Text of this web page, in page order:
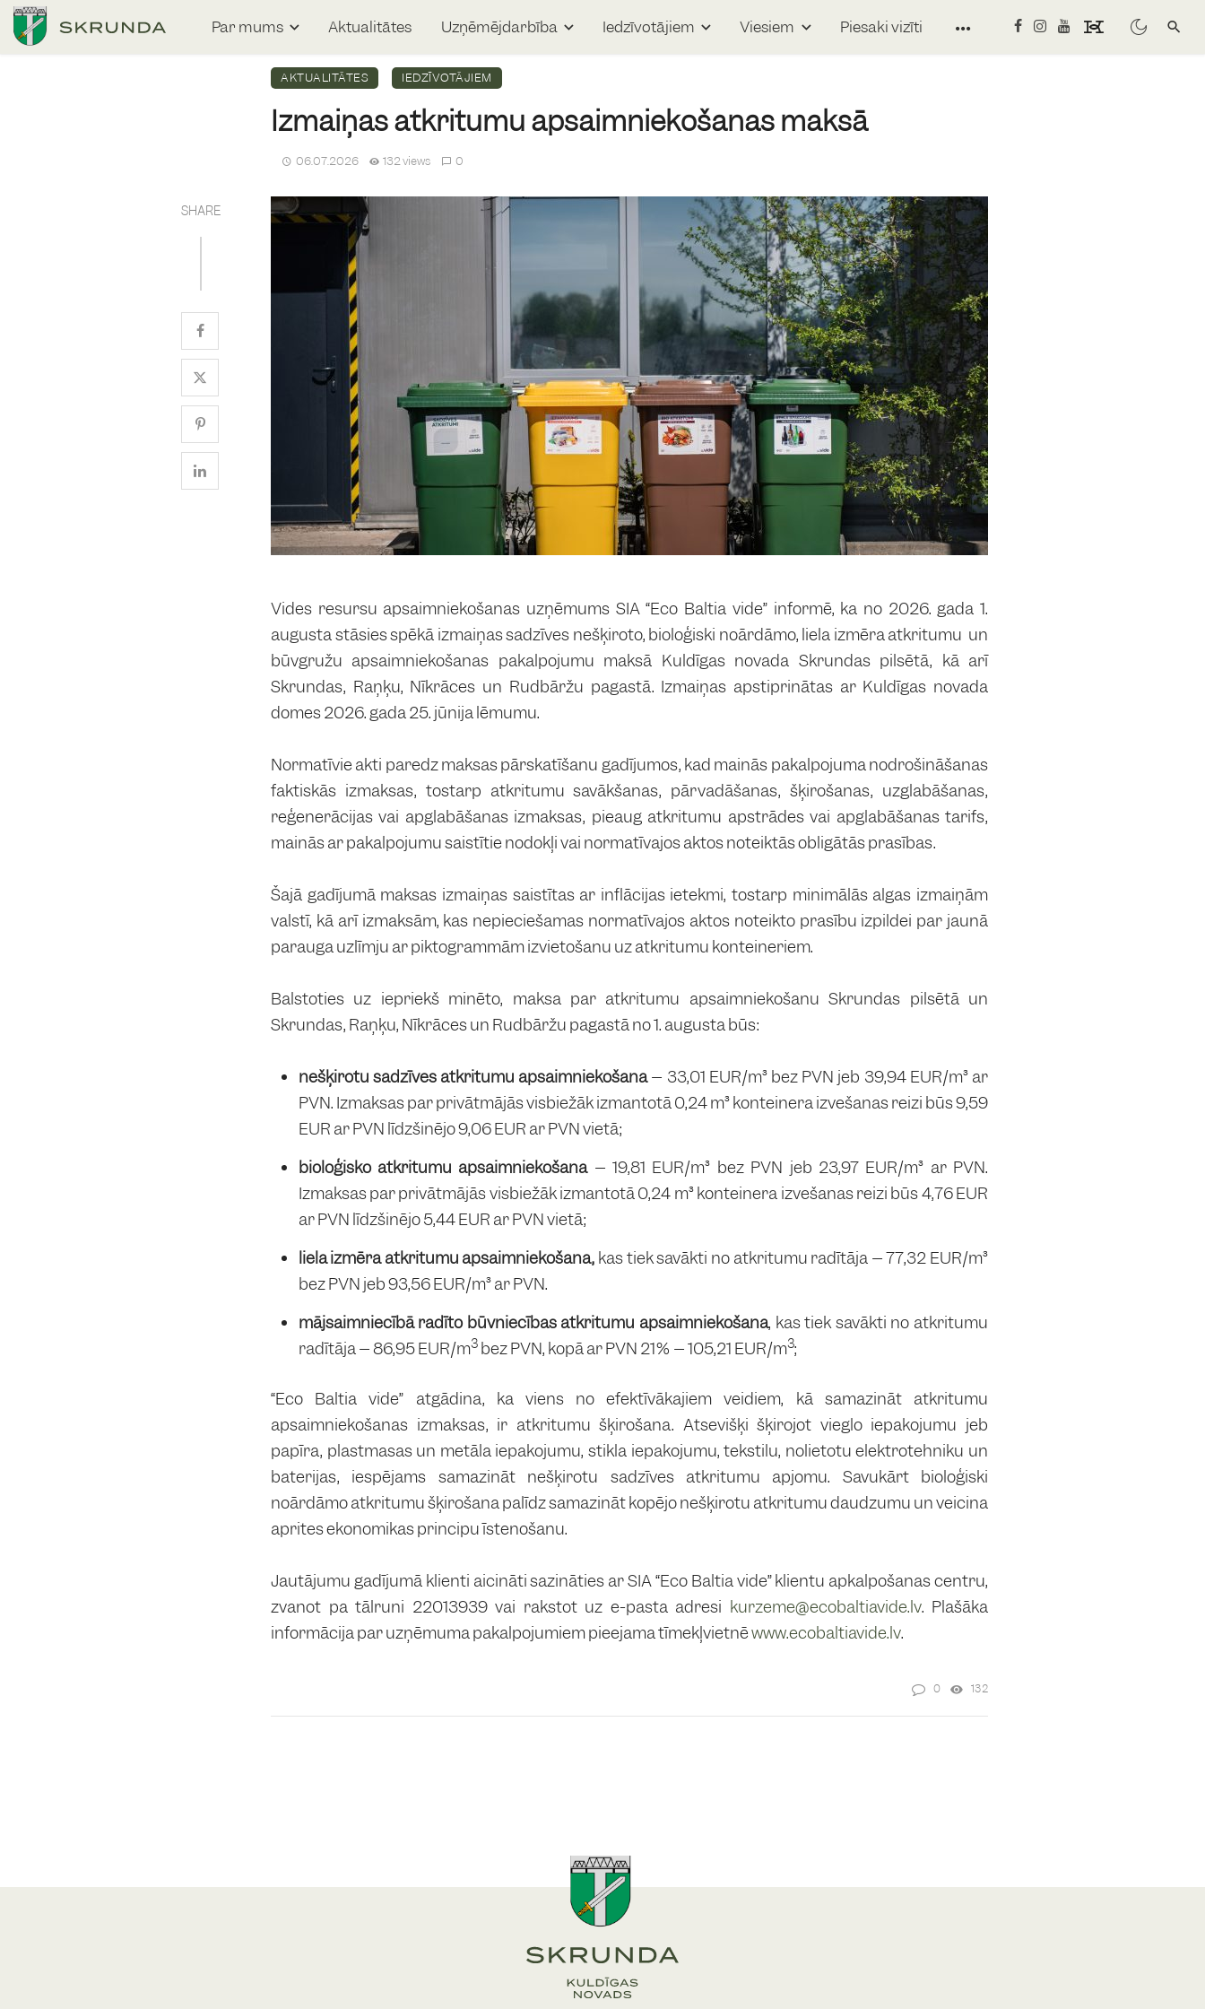
Par mums Aktualitātes Uzņēmējdarbība Iedzīvotājiem Viesiem Piesaki vizīti
AKTUALITĀTES IEDZĪVOTĀJIEM
Izmaiņas atkritumu apsaimniekošanas maksā
06.07.2026 132 views 0
SHARE
Vides resursu apsaimniekošanas uzņēmums SIA “Eco Baltia vide” informē, ka no 2026. gada 1.
augusta stāsies spēkā izmaiņas sadzīves nešķiroto, bioloģiski noārdāmo, liela izmēra atkritumu un
būvgružu apsaimniekošanas pakalpojumu maksā Kuldīgas novada Skrundas pilsētā, kā arī
Skrundas, Raņķu, Nīkrāces un Rudbāržu pagastā. Izmaiņas apstiprinātas ar Kuldīgas novada
domes 2026. gada 25. jūnija lēmumu.
Normatīvie akti paredz maksas pārskatīšanu gadījumos, kad mainās pakalpojuma nodrošināšanas
faktiskās izmaksas, tostarp atkritumu savākšanas, pārvadāšanas, šķirošanas, uzglabāšanas,
reģenerācijas vai apglabāšanas izmaksas, pieaug atkritumu apstrādes vai apglabāšanas tarifs,
mainās ar pakalpojumu saistītie nodokļi vai normatīvajos aktos noteiktās obligātās prasības.
Šajā gadījumā maksas izmaiņas saistītas ar inflācijas ietekmi, tostarp minimālās algas izmaiņām
valstī, kā arī izmaksām, kas nepieciešamas normatīvajos aktos noteikto prasību izpildei par jaunā
parauga uzlīmju ar piktogrammām izvietošanu uz atkritumu konteineriem.
Balstoties uz iepriekš minēto, maksa par atkritumu apsaimniekošanu Skrundas pilsētā un
Skrundas, Raņķu, Nīkrāces un Rudbāržu pagastā no 1. augusta būs:
nešķirotu sadzīves atkritumu apsaimniekošana– 33,01 EUR/m³ bez PVN jeb 39,94 EUR/m³ ar
PVN. Izmaksas par privātmājās visbiežāk izmantotā 0,24 m³ konteinera izvešanas reizi būs 9,59
EUR ar PVN līdzšinējo 9,06 EUR ar PVN vietā;
bioloģisko atkritumu apsaimniekošana– 19,81 EUR/m³ bez PVN jeb 23,97 EUR/m³ ar PVN.
Izmaksas par privātmājās visbiežāk izmantotā 0,24 m³ konteinera izvešanas reizi būs 4,76 EUR
ar PVN līdzšinējo 5,44 EUR ar PVN vietā;
liela izmēra atkritumu apsaimniekošana, kas tiek savākti no atkritumu radītāja – 77,32 EUR/m³
bez PVN jeb 93,56 EUR/m³ ar PVN.
mājsaimniecībā radīto būvniecības atkritumu apsaimniekošana, kas tiek savākti no atkritumu
radītāja – 86,95 EUR/m3bez PVN, kopā ar PVN 21% – 105,21 EUR/m3;
“Eco Baltia vide” atgādina, ka viens no efektīvākajiem veidiem, kā samazināt atkritumu
apsaimniekošanas izmaksas, ir atkritumu šķirošana. Atsevišķi šķirojot vieglo iepakojumu jeb
papīra, plastmasas un metāla iepakojumu, stikla iepakojumu, tekstilu, nolietotu elektrotehniku un
baterijas, iespējams samazināt nešķirotu sadzīves atkritumu apjomu. Savukārt bioloģiski
noārdāmo atkritumu šķirošana palīdz samazināt kopējo nešķirotu atkritumu daudzumu un veicina
aprites ekonomikas principu īstenošanu.
Jautājumu gadījumā klienti aicināti sazināties ar SIA “Eco Baltia vide” klientu apkalpošanas centru,
zvanot pa tālruni 22013939 vai rakstot uz e-pasta adresi kurzeme@ecobaltiavide.lv. Plašāka
informācija par uzņēmuma pakalpojumiem pieejama tīmekļvietnēwww.ecobaltiavide.lv.
0 132